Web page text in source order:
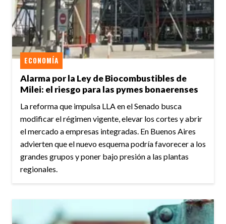
Alarma por la Ley de Biocombustibles de
Milei: el riesgo para las pymes bonaerenses
ECONOMÍA
La reforma que impulsa LLA en el Senado busca
modificar el régimen vigente, elevar los cortes y abrir
el mercado a empresas integradas. En Buenos Aires
advierten que el nuevo esquema podría favorecer a los
grandes grupos y poner bajo presión a las plantas
regionales.